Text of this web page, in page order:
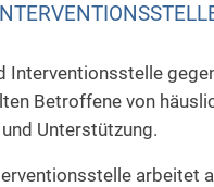
Interventionsstelle
Betroffene von
Unterstützung.
arbeitet